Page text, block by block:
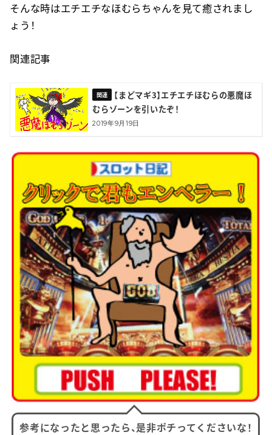
そんな時はエチエチなほむらちゃんを見て癒されまし
ょう！
関連記事
【まどマギ3】エチエチほむらの悪魔ほ
むらゾーンを引いたぞ！
2019年9月19日
参考になったと思ったら、是非ポチってくださいな！